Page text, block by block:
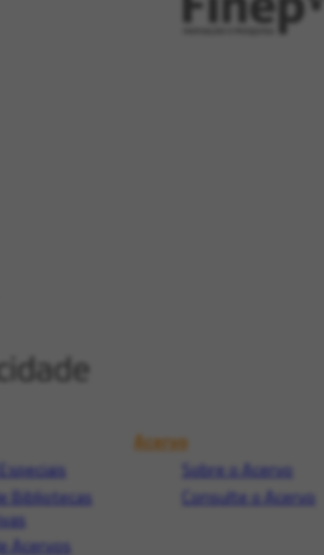
Bibliotecas
Acervos
Acervo
Sobre o Acervo
Consulte o Acervo